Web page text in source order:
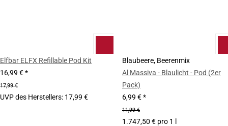
Elfbar ELFX Refillable Pod Kit
16,99 €*
17,99 €
UVP des Herstellers: 17,99 €
Blaubeere, Beerenmix
Al Massiva - Blaulicht - Pod (2er
Pack)
6,99 €*
11,99 €
1.747,50 € pro 1 l